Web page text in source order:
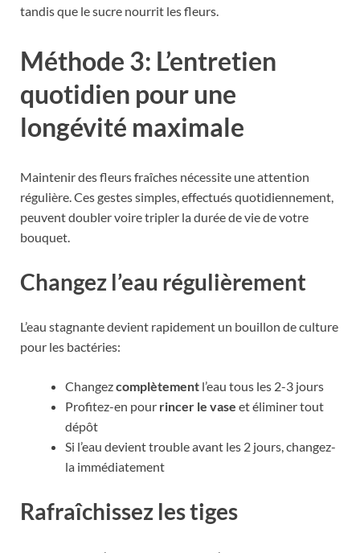
tandis que le sucre nourrit les fleurs.
Méthode 3: L’entretien
quotidien pour une
longévité maximale
Maintenir des fleurs fraîches nécessite une attention
régulière. Ces gestes simples, effectués quotidiennement,
peuvent doubler voire tripler la durée de vie de votre
bouquet.
Changez l’eau régulièrement
L’eau stagnante devient rapidement un bouillon de culture
pour les bactéries:
Changezcomplètement l’eau tous les 2-3 jours
Profitez-en pour rincer le vase et éliminer tout
dépôt
Si l’eau devient trouble avant les 2 jours, changez-
la immédiatement
Rafraîchissez les tiges